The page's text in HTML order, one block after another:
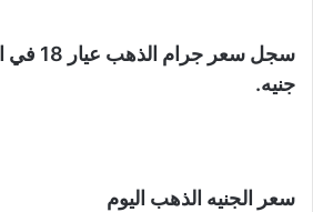
جنيه.
سعر الجنيه الذهب اليوم